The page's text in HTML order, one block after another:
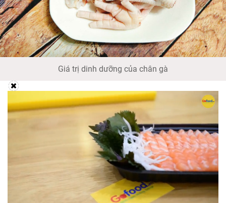
Giá trị dinh dưỡng của chân gà